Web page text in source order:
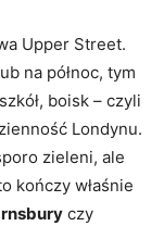
Upper Street.
na północ, tym
boisk – czyli
Londynu.
zieleni, ale
kończy właśnie
czy